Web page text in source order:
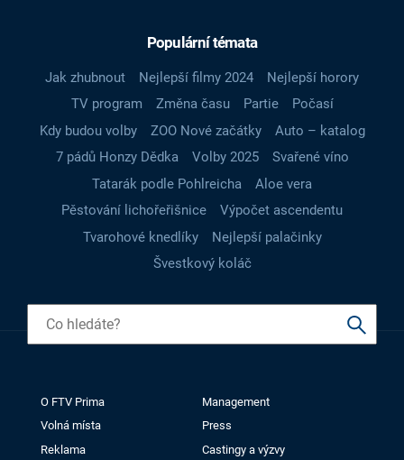
Populární témata
Jak zhubnout Nejlepší filmy 2024
Nejlepší horory
TV program
Změna času Partie
Počasí
Kdy budou volby
ZOO Nové začátky
Auto – katalog
7 pádů Honzy Dědka
Volby 2025
Svařené víno
Tatarák podle Pohlreicha
Aloe vera
Pěstování lichořeřišnice
Výpočet ascendentu
Tvarohové knedlíky
Nejlepší palačinky
Švestkový koláč
O FTV Prima
Management
Volná místa
Press
Reklama
Castingy a výzvy